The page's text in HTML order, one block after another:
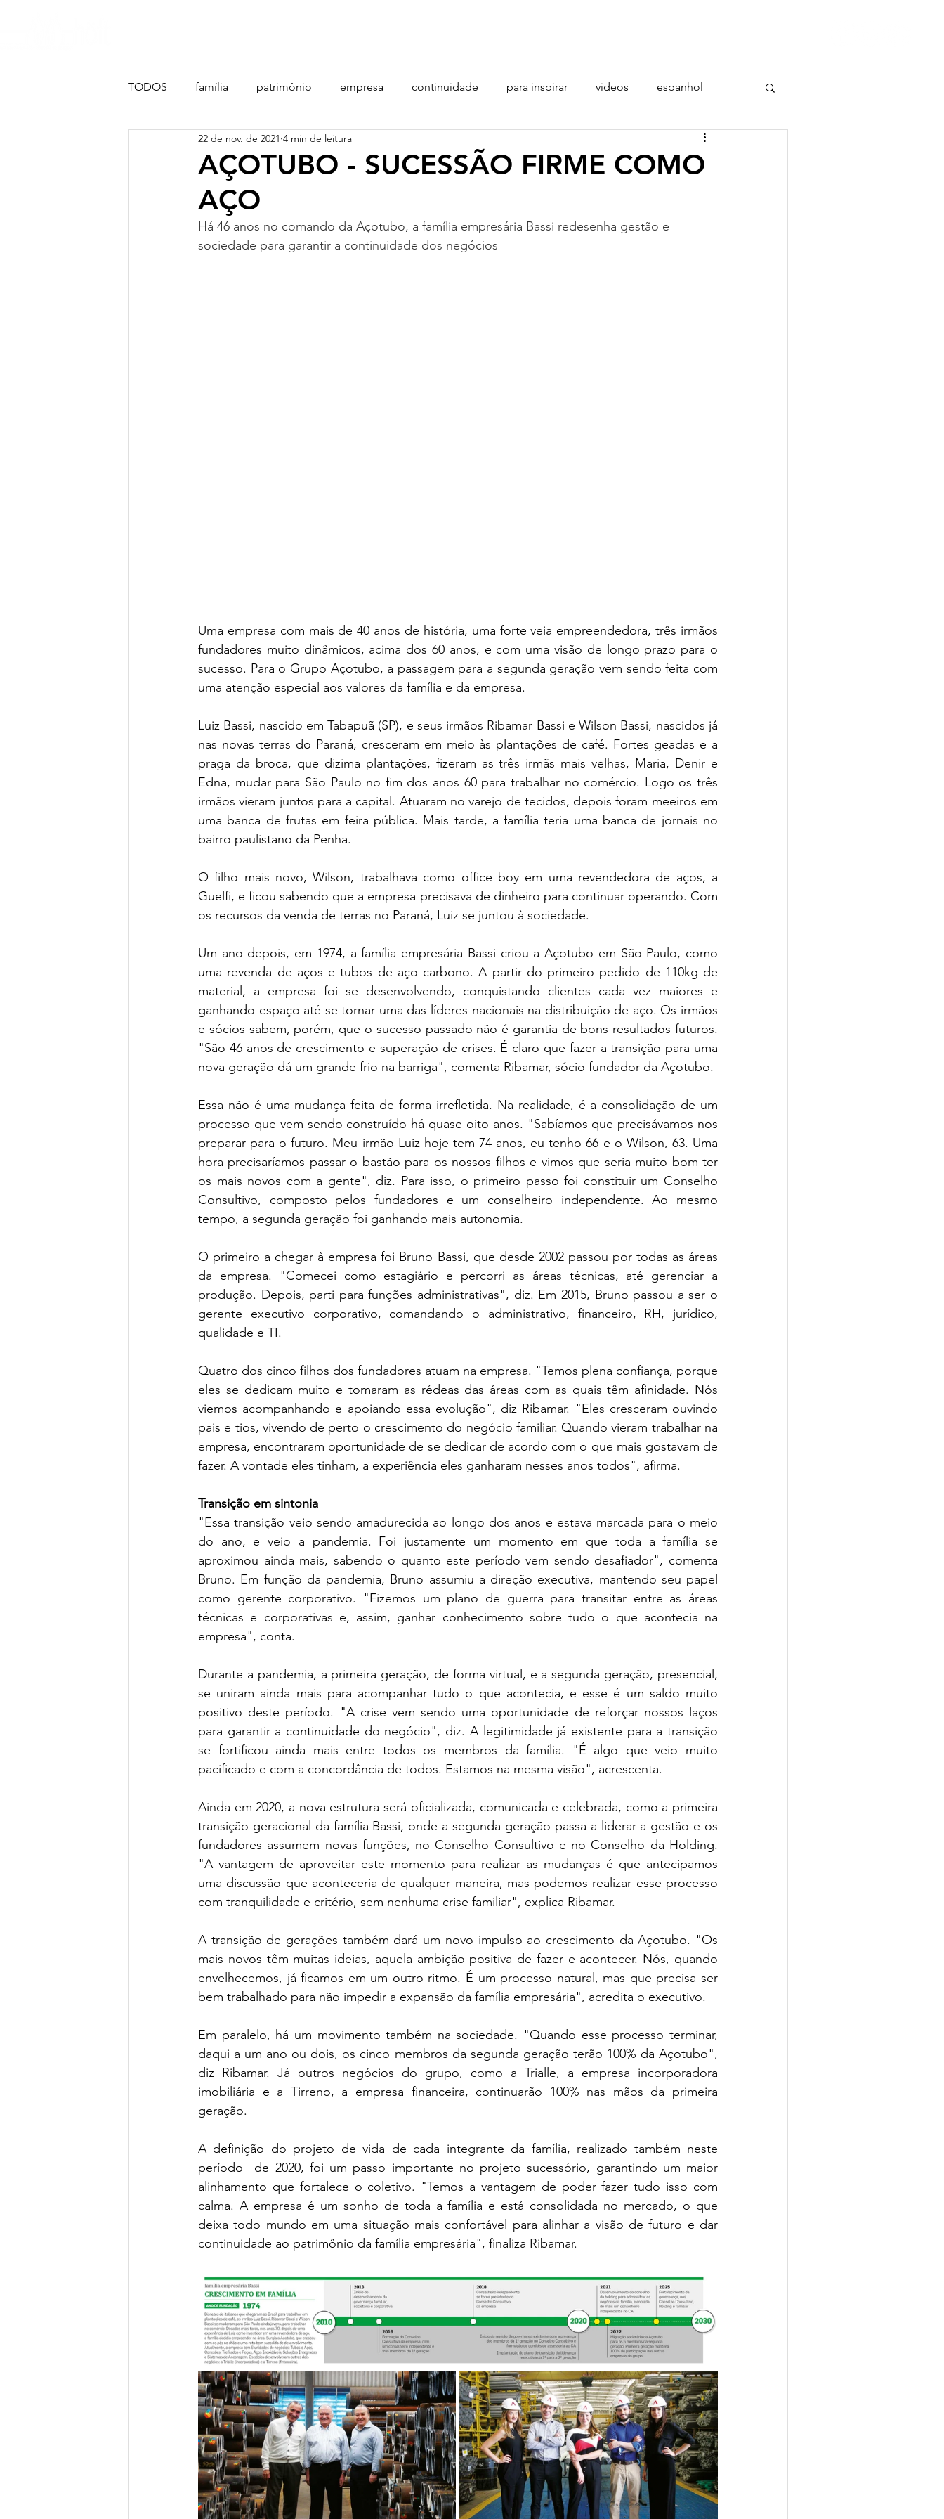
TODOS família patrimônio empresa continuidade para inspirar videos espanhol
AÇOTUBO - SUCESSÃO FIRME COMO
AÇO
22 de nov. de 2021 4 min de leitura
Há 46 anos no comando da Açotubo, a família empresária Bassi redesenha gestão e
sociedade para garantir a continuidade dos negócios
Uma empresa com mais de 40 anos de história, uma forte veia empreendedora, três irmãos
fundadores muito dinâmicos, acima dos 60 anos, e com uma visão de longo prazo para o
sucesso. Para o Grupo Açotubo, a passagem para a segunda geração vem sendo feita com
uma atenção especial aos valores da família e da empresa.
Luiz Bassi, nascido em Tabapuã (SP), e seus irmãos Ribamar Bassi e Wilson Bassi, nascidos já
nas novas terras do Paraná, cresceram em meio às plantações de café. Fortes geadas e a
praga da broca, que dizima plantações, fizeram as três irmãs mais velhas, Maria, Denir e
Edna, mudar para São Paulo no fim dos anos 60 para trabalhar no comércio. Logo os três
irmãos vieram juntos para a capital. Atuaram no varejo de tecidos, depois foram meeiros em
uma banca de frutas em feira pública. Mais tarde, a família teria uma banca de jornais no
bairro paulistano da Penha.
O filho mais novo, Wilson, trabalhava como office boy em uma revendedora de aços, a
Guelfi, e ficou sabendo que a empresa precisava de dinheiro para continuar operando. Com
os recursos da venda de terras no Paraná, Luiz se juntou à sociedade.
Um ano depois, em 1974, a família empresária Bassi criou a Açotubo em São Paulo, como
uma revenda de aços e tubos de aço carbono. A partir do primeiro pedido de 110kg de
material, a empresa foi se desenvolvendo, conquistando clientes cada vez maiores e
ganhando espaço até se tornar uma das líderes nacionais na distribuição de aço. Os irmãos
e sócios sabem, porém, que o sucesso passado não é garantia de bons resultados futuros.
"São 46 anos de crescimento e superação de crises. É claro que fazer a transição para uma
nova geração dá um grande frio na barriga", comenta Ribamar, sócio fundador da Açotubo.
Essa não é uma mudança feita de forma irrefletida. Na realidade, é a consolidação de um
processo que vem sendo construído há quase oito anos. "Sabíamos que precisávamos nos
preparar para o futuro. Meu irmão Luiz hoje tem 74 anos, eu tenho 66 e o Wilson, 63. Uma
hora precisaríamos passar o bastão para os nossos filhos e vimos que seria muito bom ter
os mais novos com a gente", diz. Para isso, o primeiro passo foi constituir um Conselho
Consultivo, composto pelos fundadores e um conselheiro independente. Ao mesmo
tempo, a segunda geração foi ganhando mais autonomia.
O primeiro a chegar à empresa foi Bruno Bassi, que desde 2002 passou por todas as áreas
da empresa. "Comecei como estagiário e percorri as áreas técnicas, até gerenciar a
produção. Depois, parti para funções administrativas", diz. Em 2015, Bruno passou a ser o
gerente executivo corporativo, comandando o administrativo, financeiro, RH, jurídico,
qualidade e TI.
Quatro dos cinco filhos dos fundadores atuam na empresa. "Temos plena confiança, porque
eles se dedicam muito e tomaram as rédeas das áreas com as quais têm afinidade. Nós
viemos acompanhando e apoiando essa evolução", diz Ribamar. "Eles cresceram ouvindo
pais e tios, vivendo de perto o crescimento do negócio familiar. Quando vieram trabalhar na
empresa, encontraram oportunidade de se dedicar de acordo com o que mais gostavam de
fazer. A vontade eles tinham, a experiência eles ganharam nesses anos todos", afirma.
Transição em sintonia
"Essa transição veio sendo amadurecida ao longo dos anos e estava marcada para o meio
do ano, e veio a pandemia. Foi justamente um momento em que toda a família se
aproximou ainda mais, sabendo o quanto este período vem sendo desafiador", comenta
Bruno. Em função da pandemia, Bruno assumiu a direção executiva, mantendo seu papel
como gerente corporativo. "Fizemos um plano de guerra para transitar entre as áreas
técnicas e corporativas e, assim, ganhar conhecimento sobre tudo o que acontecia na
empresa", conta.
Durante a pandemia, a primeira geração, de forma virtual, e a segunda geração, presencial,
se uniram ainda mais para acompanhar tudo o que acontecia, e esse é um saldo muito
positivo deste período. "A crise vem sendo uma oportunidade de reforçar nossos laços
para garantir a continuidade do negócio", diz. A legitimidade já existente para a transição
se fortificou ainda mais entre todos os membros da família. "É algo que veio muito
pacificado e com a concordância de todos. Estamos na mesma visão", acrescenta.
Ainda em 2020, a nova estrutura será oficializada, comunicada e celebrada, como a primeira
transição geracional da família Bassi, onde a segunda geração passa a liderar a gestão e os
fundadores assumem novas funções, no Conselho Consultivo e no Conselho da Holding.
"A vantagem de aproveitar este momento para realizar as mudanças é que antecipamos
uma discussão que aconteceria de qualquer maneira, mas podemos realizar esse processo
com tranquilidade e critério, sem nenhuma crise familiar", explica Ribamar.
A transição de gerações também dará um novo impulso ao crescimento da Açotubo. "Os
mais novos têm muitas ideias, aquela ambição positiva de fazer e acontecer. Nós, quando
envelhecemos, já ficamos em um outro ritmo. É um processo natural, mas que precisa ser
bem trabalhado para não impedir a expansão da família empresária", acredita o executivo.
Em paralelo, há um movimento também na sociedade. "Quando esse processo terminar,
daqui a um ano ou dois, os cinco membros da segunda geração terão 100% da Açotubo",
diz Ribamar. Já outros negócios do grupo, como a Trialle, a empresa incorporadora
imobiliária e a Tirreno, a empresa financeira, continuarão 100% nas mãos da primeira
geração.
A definição do projeto de vida de cada integrante da família, realizado também neste
período  de 2020, foi um passo importante no projeto sucessório, garantindo um maior
alinhamento que fortalece o coletivo. "Temos a vantagem de poder fazer tudo isso com
calma. A empresa é um sonho de toda a família e está consolidada no mercado, o que
deixa todo mundo em uma situação mais confortável para alinhar a visão de futuro e dar
continuidade ao patrimônio da família empresária", finaliza Ribamar.